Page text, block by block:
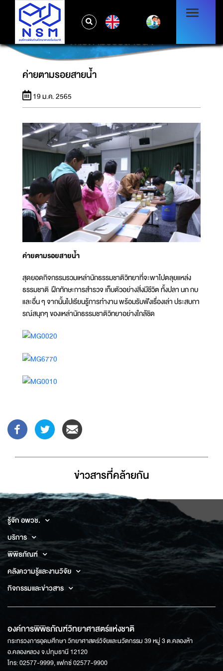
ค่ายตามรอยสายน้ำ
ค่ายตามรอยสายน้ำ
19 ม.ค. 2565
ค่ายตามรอยสายน้ำ
สุดยอดกิจกรรมรวมเหล่านักธรรมชาติวิทยาที่จะพาไปตลุยแหล่ง
ธรรมชาติ ฝึกทักษะการสำรวจ เก็บตัวอย่างสิ่งมีชีวิต ทั้งปลา นก กบ
และอื่น ๆ จากนั้นไปเรียนรู้การทำงาน พร้อมรับฟังเรื่องเล่า ประสบกา
รณ์สนุกๆ ของเหล่านักธรรมชาติวิทยาอย่างใกล้ชิด
ข่าวสารที่่คล้ายกัน
รู้จัก อพวช.
บริการ
พิพิธภัณฑ์
คลังความรู้และงานวิจัย
กิจกรรมและข่าวสาร
องค์การพิพิธภัณฑ์วิทยาศาสตร์แห่งชาติ
กระทรวงการอุดมศึกษา วิทยาศาสตร์วิจัยและนวัตกรรม 39 หมู่ 3 ต.คลองห้า
อ.คลองหลวง จ.ปทุมธานี 12120
โทร: 02577-9999, แฟกซ์ 02577-9900